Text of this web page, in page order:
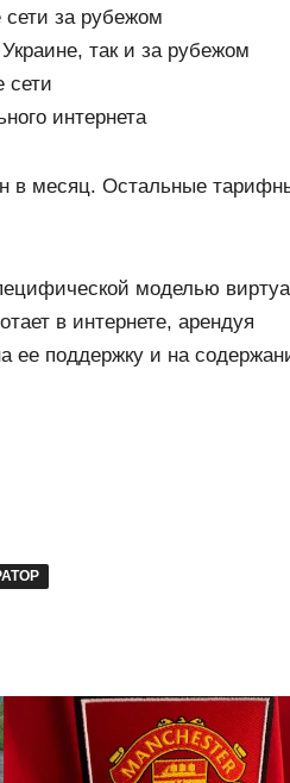
сети за рубежом
так и за рубежом
сети
интернета
в месяц. Остальные
моделью
в интернете, арендуя
ее поддержку и на